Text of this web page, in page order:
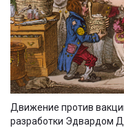
Движение против
разработки Эдвардом